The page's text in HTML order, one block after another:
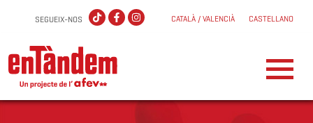
CATALÀ / VALENCIÀ CASTELLANO
SEGUEIX-NOS